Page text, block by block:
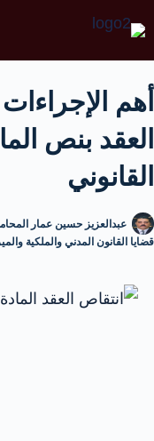
أهم
العقد بنص
القانوني
عبدالعزيز حسين عمار
قضايا القانون المدني والملكية